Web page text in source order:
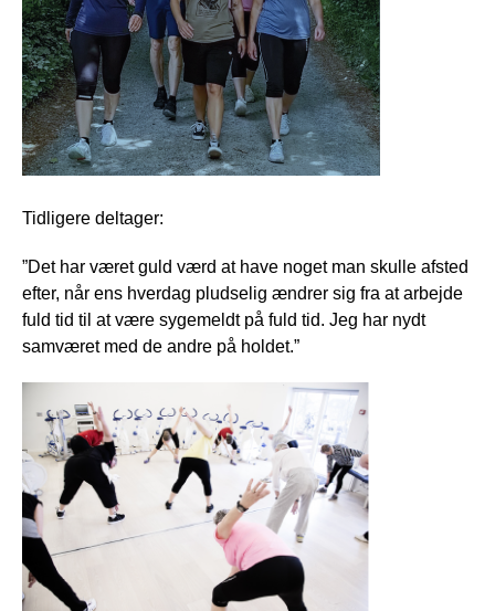
Tidligere deltager:
”Det har været guld værd at have noget man skulle afsted
efter, når ens hverdag pludselig ændrer sig fra at arbejde
fuld tid til at være sygemeldt på fuld tid. Jeg har nydt
samværet med de andre på holdet.”